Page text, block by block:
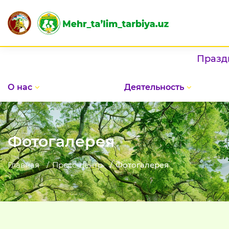
О нас Деятельность
Фотогалерея
Главная Пресс-центр Фотогалерея